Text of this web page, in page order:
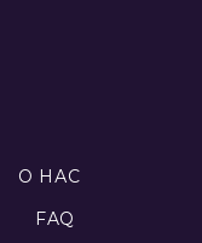
О НАС
FAQ